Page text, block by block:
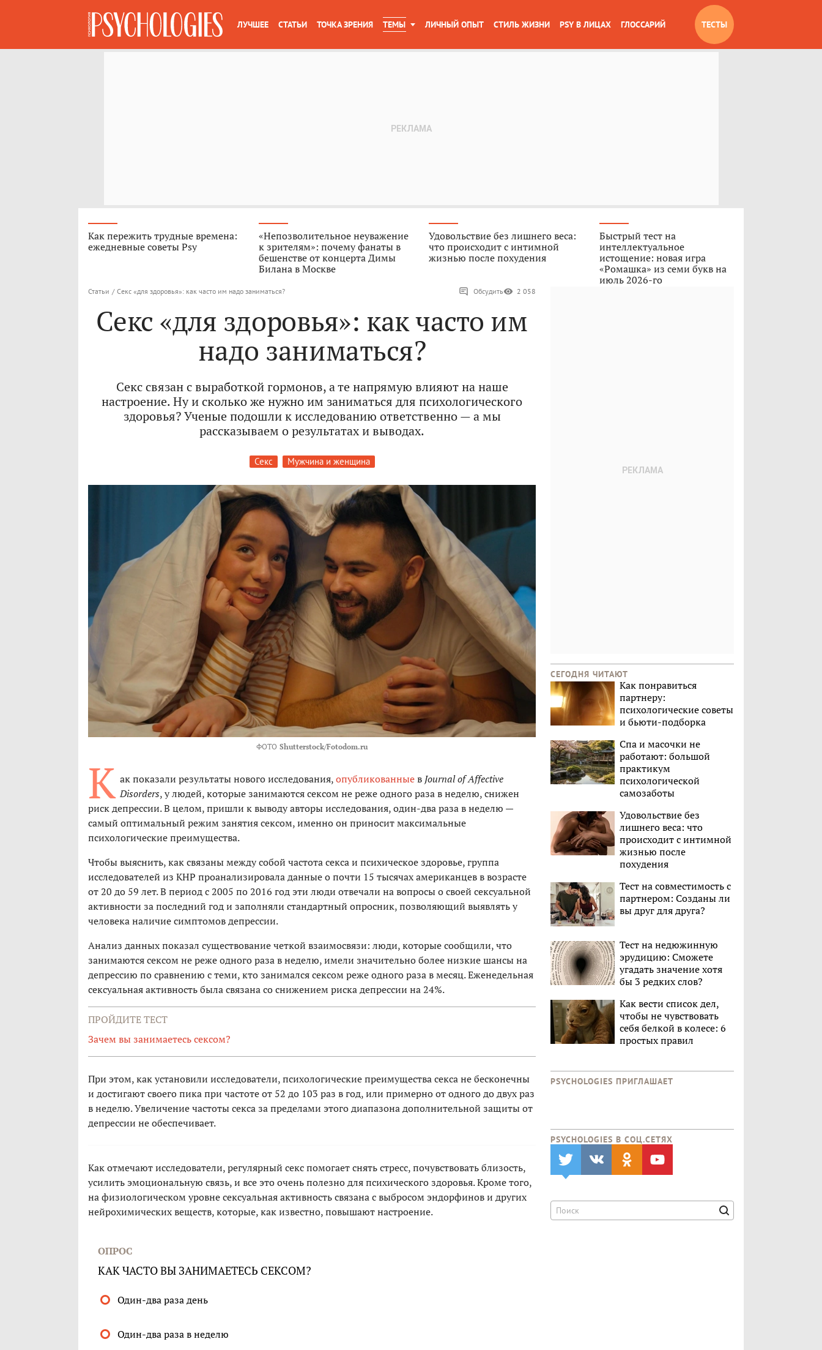
ЛУЧШЕЕ СТАТЬИ ТОЧКА ЗРЕНИЯ ТЕМЫ ЛИЧНЫЙ ОПЫТ СТИЛЬ ЖИЗНИ PSY В ЛИЦАХ ГЛОССАРИЙ ТЕСТЫ
Как пережить трудные времена:
ежедневные советы Psy
«Непозволительное неуважение
к зрителям»: почему фанаты в
бешенстве от концерта Димы
Билана в Москве
Удовольствие без лишнего веса:
что происходит с интимной
жизнью после похудения
Быстрый тест на
интеллектуальное
истощение: новая игра
«Ромашка» из семи букв на
июль 2026-го
Статьи / Секс «для здоровья»: как часто им надо заниматься? Обсудить 2 058
Секс «для здоровья»: как часто им
надо заниматься?
Секс связан с выработкой гормонов, а те напрямую влияют на наше
настроение. Ну и сколько же нужно им заниматься для психологического
здоровья? Ученые подошли к исследованию ответственно — а мы
рассказываем о результатах и выводах.
Секс Мужчина и женщина
ФОТО Shutterstock/Fotodom.ru
К ак показали результаты нового исследования,опубликованныев Journal of Affective
Disorders, у людей, которые занимаются сексом не реже одного раза в неделю, снижен
риск депрессии. В целом, пришли к выводу авторы исследования, один-два раза в неделю —
самый оптимальный режим занятия сексом, именно он приносит максимальные
психологические преимущества.
Чтобы выяснить, как связаны между собой частота секса и психическое здоровье, группа
исследователей из КНР проанализировала данные о почти 15 тысячах американцев в возрасте
от 20 до 59 лет. В период с 2005 по 2016 год эти люди отвечали на вопросы о своей сексуальной
активности за последний год и заполняли стандартный опросник, позволяющий выявлять у
человека наличие симптомов депрессии.
Анализ данных показал существование четкой взаимосвязи: люди, которые сообщили, что
занимаются сексом не реже одного раза в неделю, имели значительно более низкие шансы на
депрессию по сравнению с теми, кто занимался сексом реже одного раза в месяц. Еженедельная
сексуальная активность была связана со снижением риска депрессии на 24%.
ПРОЙДИТЕ ТЕСТ
Зачем вы занимаетесь сексом?
При этом, как установили исследователи, психологические преимущества секса не бесконечны
и достигают своего пика при частоте от 52 до 103 раз в год, или примерно от одного до двух раз
в неделю. Увеличение частоты секса за пределами этого диапазона дополнительной защиты от
депрессии не обеспечивает.
Как отмечают исследователи, регулярный секс помогает снять стресс, почувствовать близость,
усилить эмоциональную связь, и все это очень полезно для психического здоровья. Кроме того,
на физиологическом уровне сексуальная активность связана с выбросом эндорфинов и других
нейрохимических веществ, которые, как известно, повышают настроение.
ОПРОС
КАК ЧАСТО ВЫ ЗАНИМАЕТЕСЬ СЕКСОМ?
Один-два раза день
Один-два раза в неделю
СЕГОДНЯ ЧИТАЮТ
Как понравиться
партнеру:
психологические советы
и бьюти-подборка
Спа и масочки не
работают: большой
практикум
психологической
самозаботы
Удовольствие без
лишнего веса: что
происходит с интимной
жизнью после
похудения
Тест на совместимость с
партнером: Созданы ли
вы друг для друга?
Тест на недюжинную
эрудицию: Сможете
угадать значение хотя
бы 3 редких слов?
Как вести список дел,
чтобы не чувствовать
себя белкой в колесе: 6
простых правил
PSYCHOLOGIES ПРИГЛАШАЕТ
PSYCHOLOGIES В CОЦ.СЕТЯХ